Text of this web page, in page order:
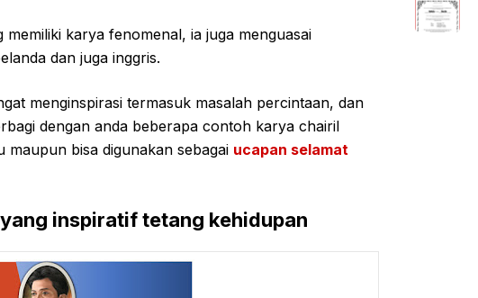
karya fenomenal, ia juga menguasai
dan juga inggris.
menginspirasi termasuk masalah percintaan, dan
dengan anda beberapa contoh karya chairil
bisa digunakan sebagai ucapan selamat
inspiratif tetang kehidupan